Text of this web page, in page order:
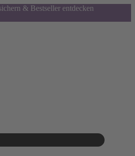
& Bestseller entdecken